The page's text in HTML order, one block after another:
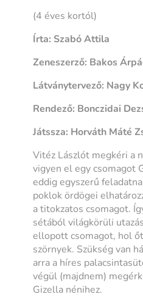
(4 éves kortól)
Írta: Szabó Attila
Zeneszerző: Bakos
Látványtervező: Nagy
Rendező: Bonczidai
Játssza: Horváth Máté
Vitéz Lászlót megkéri a
vigyen el egy csomagot
eddig egyszerű
poklok ördögei
a titokzatos csomagot.
sétából világkörüli
ellopott csomagot, hol
szörnyek. Szükség van
arra a híres
végül (majdnem)
Gizella nénihez.